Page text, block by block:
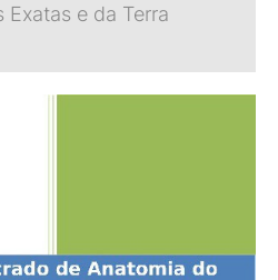
Exatas e da Terra